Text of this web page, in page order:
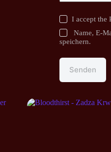
I accept the
Name, E-
speichern.
Senden